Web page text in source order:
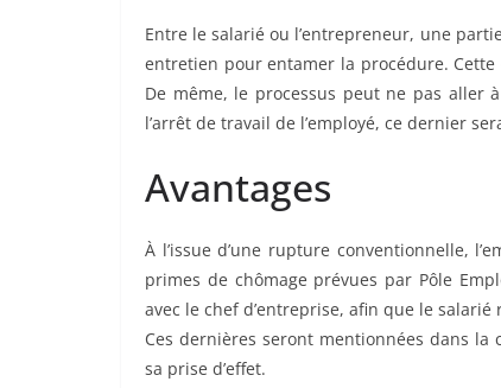
Entre le salarié ou l’entrepreneur, une
entretien pour entamer la procédure.
De même, le processus peut ne pas aller
l’arrêt de travail de l’employé, ce dernier
Avantages
À l’issue d’une rupture conventionnelle,
primes de chômage prévues par Pôle
avec le chef d’entreprise, afin que le
Ces dernières seront mentionnées dans
sa prise d’effet.